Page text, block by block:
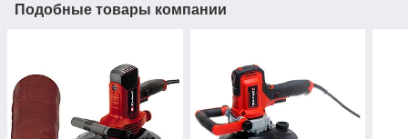
Подобные товары компании